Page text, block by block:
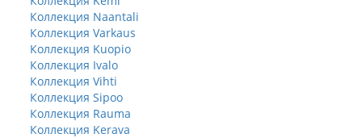
Коллекция Naantali
Коллекция Varkaus
Коллекция Kuopio
Коллекция Ivalo
Коллекция Vihti
Коллекция Sipoo
Коллекция Rauma
Коллекция Kerava